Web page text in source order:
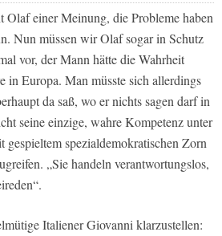
einer Meinung, die Probleme haben
Nun müssen wir Olaf sogar in Schutz
vor, der Mann hätte die Wahrheit
in Europa. Man müsste sich allerdings
da saß, wo er nichts sagen darf in
seine einzige, wahre Kompetenz unter
spezialdemokratischen Zorn
„Sie handeln verantwortungslos,
Italiener Giovanni klarzustellen: